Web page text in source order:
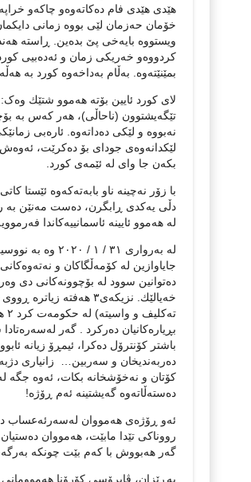
هێدی هێدی فام ده‌كاته‌وه‌و چاكه‌و
خۆمان حه‌زمان لێی بووه‌ زمانی
ویستووه‌ بایه‌خی پێ بده‌ین. ڕاسته‌
كردووه‌و خه‌ریكی زمان و ئه‌ده‌بیی
بمێنێته‌وه‌. به‌ڵام به‌داخه‌وه‌ كورد به‌
لای كورد ئایین بۆته‌ هه‌موو شتێك
تێگه‌یشتوون (ناحاڵی)، هه‌ر كه‌س به‌
نه‌بووه‌ و لێكی ده‌داته‌وه‌. ئاره‌بی
لێكدانه‌وه‌ی جودای بۆ ده‌كرێت، ئه‌وه‌ش
بكه‌ن جا وای له‌ ئێمه‌ی كورد.
با زۆر نه‌چینه‌ ناو بابه‌ته‌كه‌وه‌
دڵی یه‌كدی ڕابگرن، ده‌ست مه‌نێن به‌
له‌ هه‌موو ئایینه‌ ئاسمانییه‌كاندا
له‌ به‌رواری
جایاوازین له‌ كۆمه‌ڵگاكان و
ده‌توانین سوود له‌ بۆچوونه‌كانی دی
خه‌یالێك. نزیكه‌ی٣
باشتر كۆنترۆل ده‌كرا، ئیمڕۆ زیانه‌
ده‌ربه‌ندیخان و سه‌ربین… ‌ زانیاری
كۆتان و نه‌خۆشخانه‌ بكات، ئه‌وه‌ جگه‌
ده‌سته‌ڵاته‌وه‌ گه‌یشتینه‌ ئه‌م ڕۆژه!
ئه‌و ڕۆژه‌ی هه‌مووان له‌سه‌رئه‌عساب
رووناكی تێدا مابێت، هه‌مووان
گه‌ر هه‌بووش با كه‌م بێت چونكه‌ به‌رگه‌ی
به‌ڕێزان، ڤایرۆسی كۆرۆنا‌